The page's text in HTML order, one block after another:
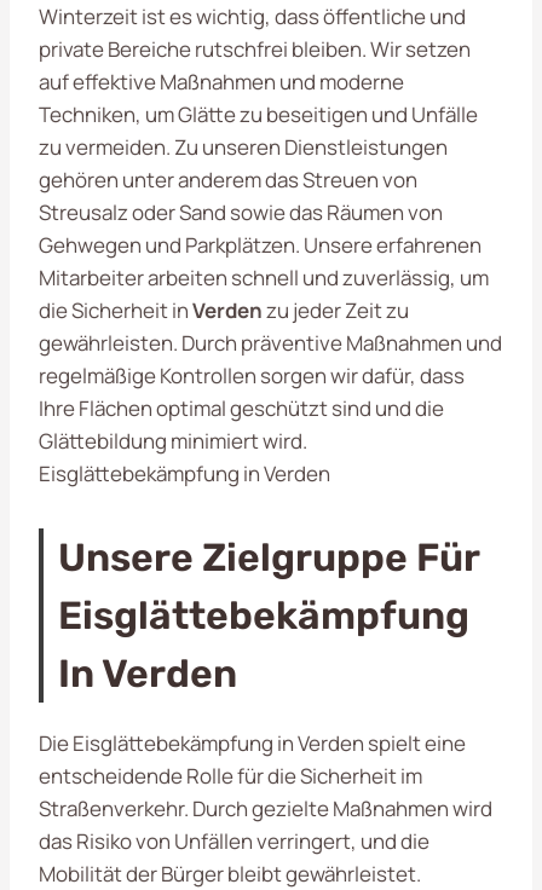
Winterzeit ist es wichtig, dass öffentliche und
private Bereiche rutschfrei bleiben. Wir setzen
auf effektive Maßnahmen und moderne
Techniken, um Glätte zu beseitigen und Unfälle
zu vermeiden. Zu unseren Dienstleistungen
gehören unter anderem das Streuen von
Streusalz oder Sand sowie das Räumen von
Gehwegen und Parkplätzen. Unsere erfahrenen
Mitarbeiter arbeiten schnell und zuverlässig, um
die Sicherheit inVerdenzu jeder Zeit zu
gewährleisten. Durch präventive Maßnahmen und
regelmäßige Kontrollen sorgen wir dafür, dass
Ihre Flächen optimal geschützt sind und die
Glättebildung minimiert wird.
Eisglättebekämpfung in Verden
Unsere Zielgruppe Für
Eisglättebekämpfung
In Verden
Die Eisglättebekämpfung in Verden spielt eine
entscheidende Rolle für die Sicherheit im
Straßenverkehr. Durch gezielte Maßnahmen wird
das Risiko von Unfällen verringert, und die
Mobilität der Bürger bleibt gewährleistet.